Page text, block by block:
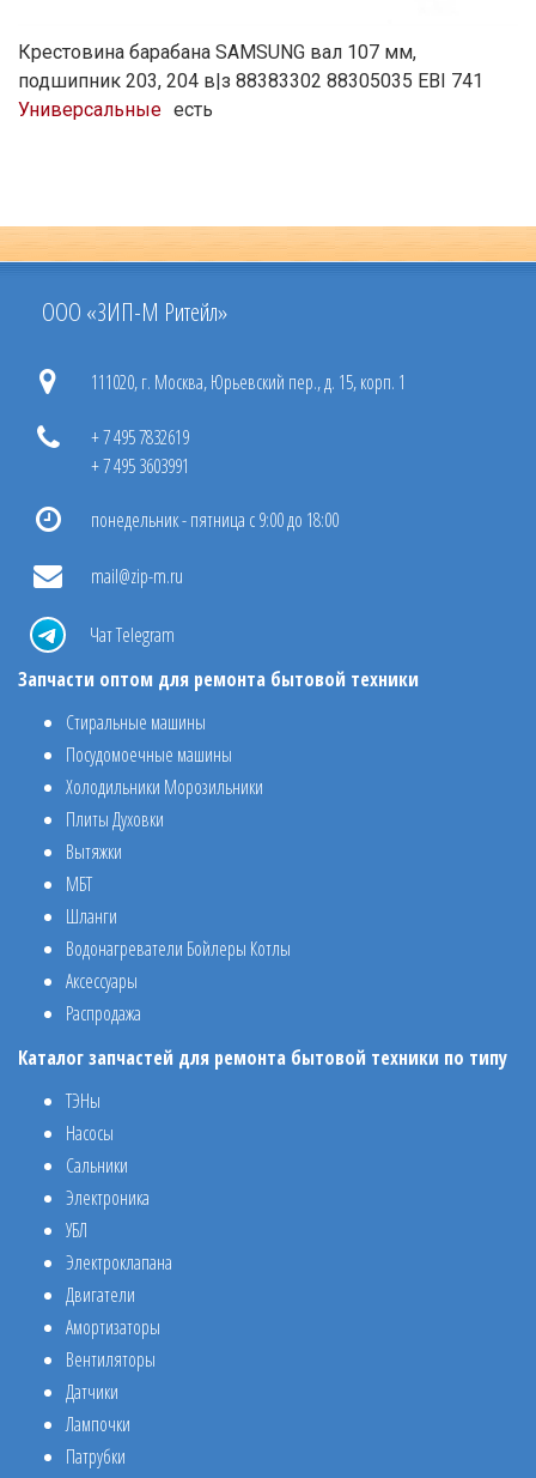
Крестовина барабана SAMSUNG вал 107 мм,
подшипник 203, 204 в|з 88383302 88305035 EBI 741
Универсальные есть
ООО «ЗИП-М Ритейл»
111020, г. Москва, Юрьевский пер., д. 15, корп. 1
+ 7 495 7832619
+ 7 495 3603991
понедельник - пятница с 9:00 до 18:00
mail@zip-m.ru
Чат Telegram
Запчасти оптом для ремонта бытовой техники
Стиральные машины
Посудомоечные машины
Холодильники Морозильники
Плиты Духовки
Вытяжки
МБТ
Шланги
Водонагреватели Бойлеры Котлы
Аксессуары
Распродажа
Каталог запчастей для ремонта бытовой техники по типу
ТЭНы
Насосы
Сальники
Электроника
УБЛ
Электроклапана
Двигатели
Амортизаторы
Вентиляторы
Датчики
Лампочки
Патрубки